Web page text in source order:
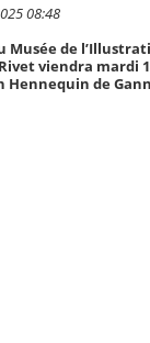
08:48
Musée de
viendra mardi
Hennequin de